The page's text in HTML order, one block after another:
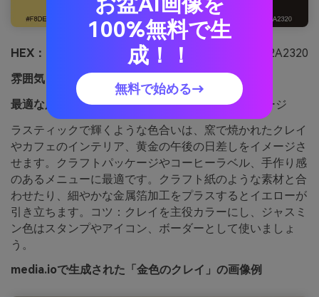
HEX：
#F8DE7E #EFD8B4 #C97B5A #7A5445 #2A2320
雰囲気：
ラスティック、温かい、クラフト感
最適な用途： コーヒーブランド、クラフトパッケージ
ラスティックで輝くような色合いは、窯で焼かれたクレイ
やカフェのインテリア、黄金の午後の日差しをイメージさ
せます。クラフトパッケージやコーヒーラベル、手作り感
のあるメニューに最適です。クラフト紙のような素材と合
わせたり、細やかな金属箔加工をプラスするとイエローが
引き立ちます。コツ：クレイを主役カラーにし、ジャスミ
ン色はスタンプやアイコン、ボーダーとして使いましょ
う。
media.ioで生成された「金色のクレイ」の画像例
100%無料で生
成！！
無料で始める→